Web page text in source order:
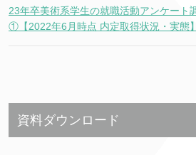
23年卒美術系学生の就職活動アンケート
①【2022年6月時点 内定取得状況・実態】
資料ダウンロード